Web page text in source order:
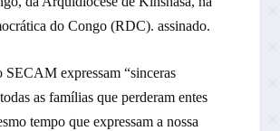
do Congo (RDC). assinado.
SECAM expressam “sinceras
as famílias que perderam entes
tempo que expressam a nossa